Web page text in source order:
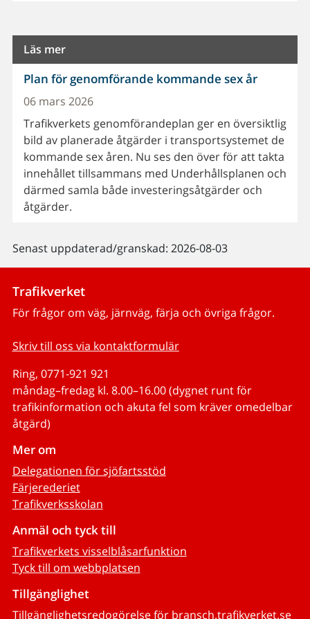
Läs mer
Plan för genomförande kommande sex år
06 mars 2026
Trafikverkets genomförandeplan ger en översiktlig
bild av planerade åtgärder i transportsystemet de
kommande sex åren. Nu ses den över för att takta
innehållet tillsammans med Underhållsplanen och
därmed samla både investeringsåtgärder och
åtgärder.
Senast uppdaterad/granskad: 2026-08-03
Trafikverket
För frågor om väg, järnväg, färja och övriga frågor.
Skriv till oss via kontaktformulär
Ring, 0771-921 921
måndag–fredag kl. 8.00–16.00 (dygnet runt för
trafikinformation och akuta fel som kräver omedelbar
åtgärd)
Mer om
Delegationen för sjöfartsstöd
Färjerederiet
Trafikverksskolan
Anmäl och tyck till
Trafikverkets visselblåsarfunktion
Tyck till om webbplatsen
Tillgänglighet
Tillgänglighetsredogörelse för bransch.trafikverket.se